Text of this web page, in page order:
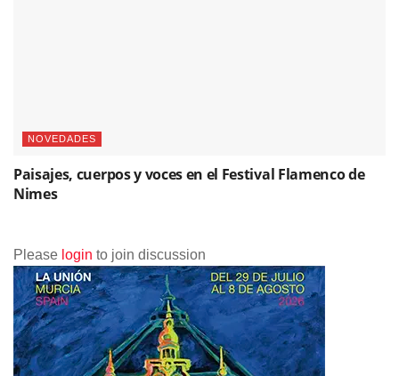
NOVEDADES
Paisajes, cuerpos y voces en el Festival Flamenco de
Nimes
Please login to join discussion